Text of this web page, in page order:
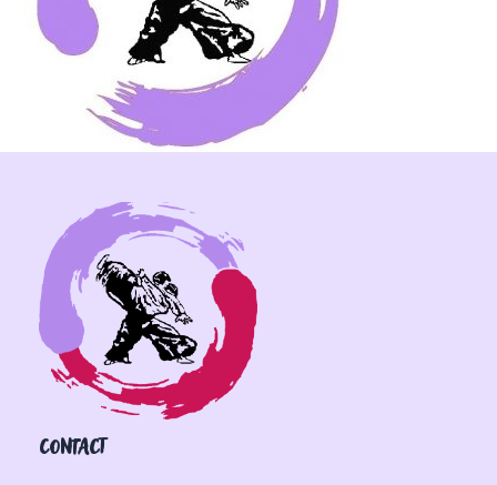
CONTACT